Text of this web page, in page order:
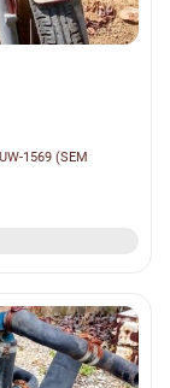
1569 (SEM